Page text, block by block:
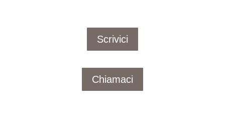
Scrivici
Chiamaci